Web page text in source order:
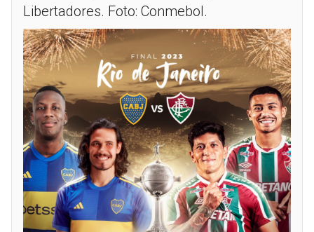
Libertadores. Foto: Conmebol.